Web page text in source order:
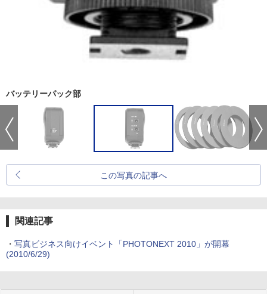
バッテリーパック部
この写真の記事へ
関連記事
・ 写真ビジネス向けイベント「PHOTONEXT 2010」が開幕
(2010/6/29)